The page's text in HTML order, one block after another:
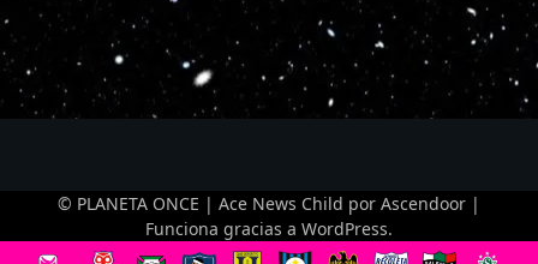
© PLANETA ONCE | Ace News Child por Ascendoor |
Funciona gracias a WordPress.